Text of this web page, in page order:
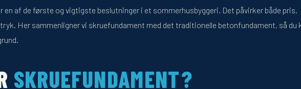
en af de første og vigtigste beslutninger i et sommerhusbyggeri. Det påvirker både pris,
Her sammenligner vi skruefundament med det traditionelle betonfundament, så du
SKRUEFUNDAMENT?